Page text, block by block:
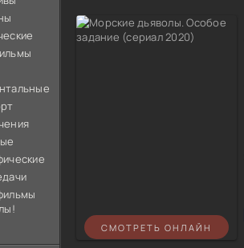
СМОТРЕТЬ ОНЛАЙН